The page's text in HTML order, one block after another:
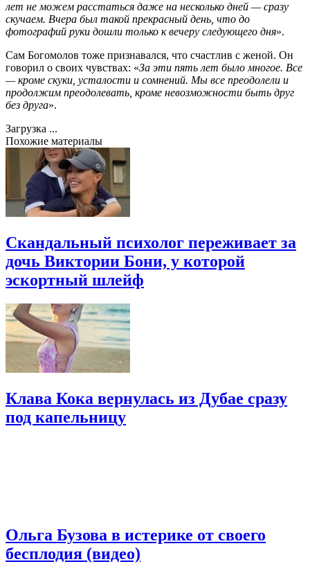
лет не можем расстаться даже на несколько дней — сразу
скучаем. Вчера был такой прекрасный день, что до
фотографий руки дошли только к вечеру следующего дня».
Сам Богомолов тоже признавался, что счастлив с женой. Он
говорил о своих чувствах: «За эти пять лет было многое. Все
— кроме скуки, усталости и сомнений. Мы все преодолели и
продолжим преодолевать, кроме невозможности быть друг
без друга».
Загрузка ...
Похожие материалы
Скандальный психолог переживает за
дочь Виктории Бони, у которой
эскортный шлейф
Клава Кока вернулась из Дубае сразу
под капельницу
Ольга Бузова в истерике от своего
бесплодия (видео)